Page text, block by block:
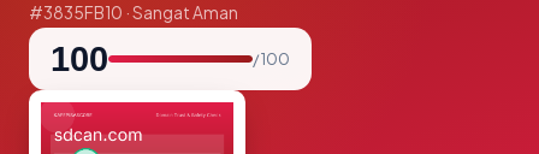
#3835FB10 · Sangat Aman
100 / 100